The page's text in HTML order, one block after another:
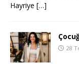
Hayriye […]
28